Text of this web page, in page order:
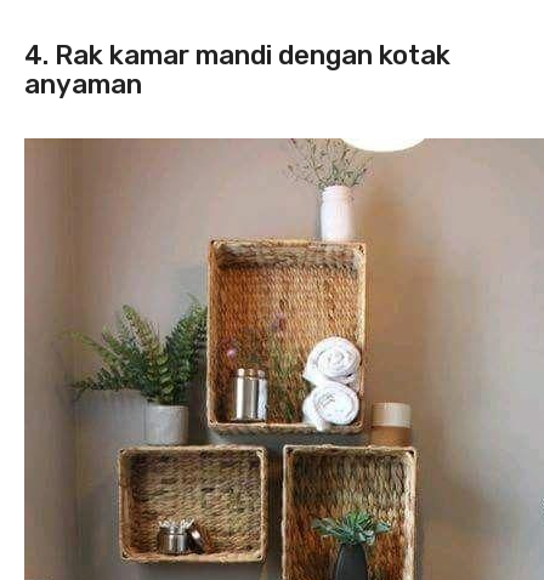
4. Rak kamar mandi dengan kotak
anyaman